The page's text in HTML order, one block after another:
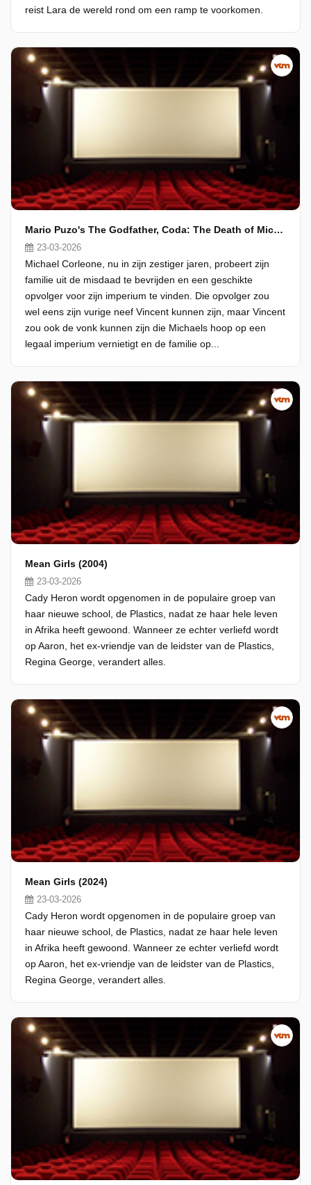
reist Lara de wereld rond om een ramp te voorkomen.
Mario Puzo's The Godfather, Coda: The Death of Michael Corleone
23-03-2026
Michael Corleone, nu in zijn zestiger jaren, probeert zijn
familie uit de misdaad te bevrijden en een geschikte
opvolger voor zijn imperium te vinden. Die opvolger zou
wel eens zijn vurige neef Vincent kunnen zijn, maar Vincent
zou ook de vonk kunnen zijn die Michaels hoop op een
legaal imperium vernietigt en de familie op...
Mean Girls (2004)
23-03-2026
Cady Heron wordt opgenomen in de populaire groep van
haar nieuwe school, de Plastics, nadat ze haar hele leven
in Afrika heeft gewoond. Wanneer ze echter verliefd wordt
op Aaron, het ex-vriendje van de leidster van de Plastics,
Regina George, verandert alles.
Mean Girls (2024)
23-03-2026
Cady Heron wordt opgenomen in de populaire groep van
haar nieuwe school, de Plastics, nadat ze haar hele leven
in Afrika heeft gewoond. Wanneer ze echter verliefd wordt
op Aaron, het ex-vriendje van de leidster van de Plastics,
Regina George, verandert alles.